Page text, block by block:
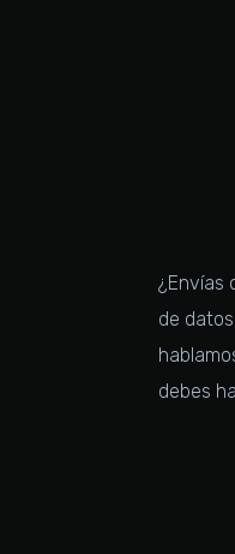
¿Envías
de
debes